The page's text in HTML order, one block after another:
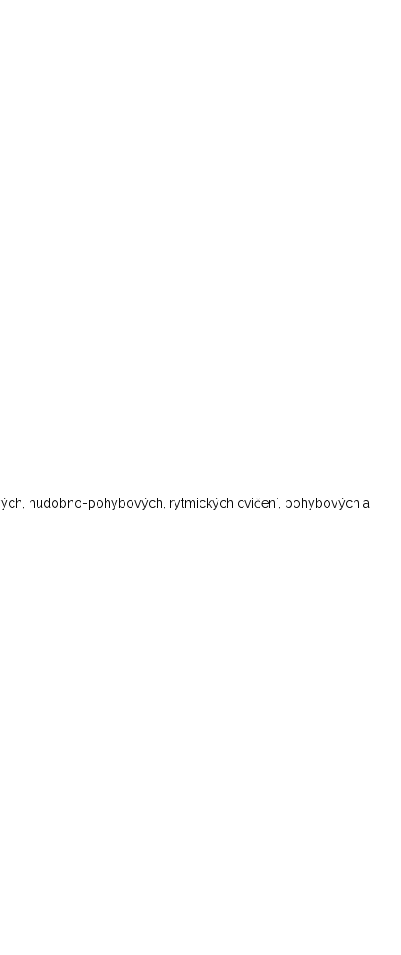
hudobno-pohybových, rytmických cvičení, pohybových a